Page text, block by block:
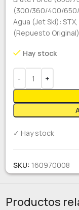
(300/360/400/
Agua (Jet Ski): STX,
(Repuesto Original)
Hay stock
✓ Hay stock
SKU: 160970008
Productos